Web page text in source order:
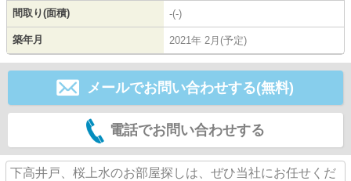
間取り(面積) -(-)
築年月 2021年 2月(予定)
メールでお問い合わせする(無料)
電話でお問い合わせする
下高井戸、桜上水のお部屋探しは、ぜひ当社にお任せくだ